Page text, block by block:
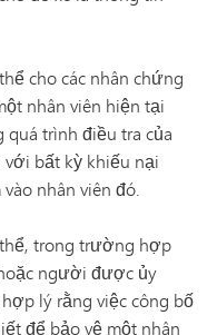
cho các nhân chứng
nhân viên hiện tại
quá trình điều tra của
bất kỳ khiếu nại
nhân viên đó.
trong trường hợp
người được ủy
lý rằng việc công bố
để bảo vệ một nhân